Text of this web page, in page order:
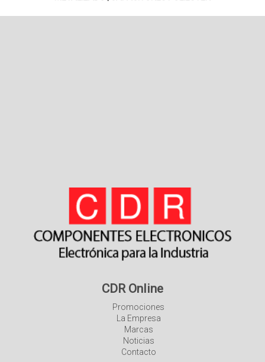
CDR Online
Promociones
La Empresa
Marcas
Noticias
Contacto